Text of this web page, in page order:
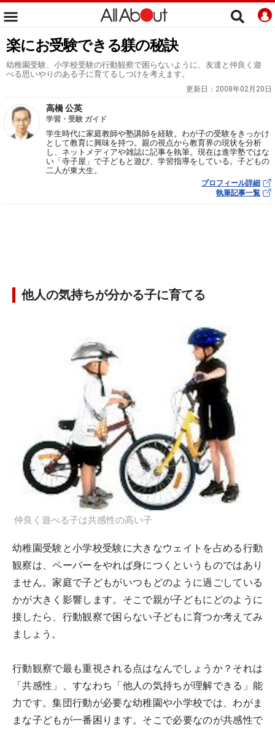
楽にお受験できる躾の秘訣
幼稚園受験、小学校受験の行動観察で困らないように、友達と仲良く遊
べる思いやりのある子に育てるしつけを考えます。
更新日： 2008年02月20日
高橋 公英
学習・受験 ガイド
学生時代に家庭教師や塾講師を経験。わが子の受験をきっかけ
として教育に興味を持つ。親の視点から教育界の現状を分析
し、ネットメディアや雑誌に記事を執筆。現在は進学塾ではな
い「寺子屋」で子どもと遊び、学習指導をしている。子どもの
二人が東大生。
プロフィール詳細
執筆記事一覧
他人の気持ちが分かる子に育てる
仲良く遊べる子は共感性の高い子
幼稚園受験と小学校受験に大きなウェイトを占める行動
観察は、ペーパーをやれば身につくというものではあり
ません。家庭で子どもがいつもどのように過ごしている
かが大きく影響します。そこで親が子どもにどのように
接したら、行動観察で困らない子どもに育つか考えてみ
ましょう。
行動観察で最も重視される点はなんでしょうか？それは
「共感性」、すなわち「他人の気持ちが理解できる」能
力です。集団行動が必要な幼稚園や小学校では、わがま
まな子どもが一番困ります。そこで必要なのが共感性で